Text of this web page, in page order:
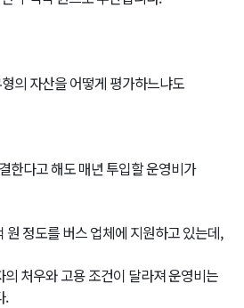
의 자산을 어떻게 평가하느냐도
한다고 해도 매년 투입할 운영비가
원 정도를 버스 업체에 지원하고 있는데,
처우와 고용 조건이 달라져 운영비는
.